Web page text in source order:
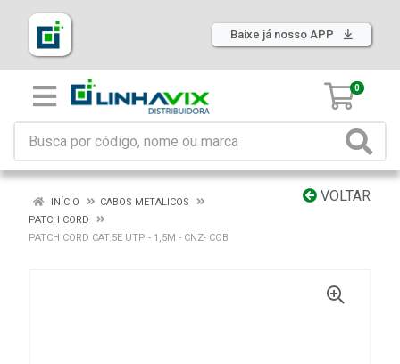
Baixe já nosso APP
0
VOLTAR
INÍCIO
CABOS METALICOS
PATCH CORD
PATCH CORD CAT.5E UTP - 1,5M - CNZ- COB